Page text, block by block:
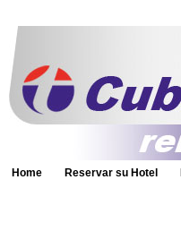
Home Reservar su Hotel